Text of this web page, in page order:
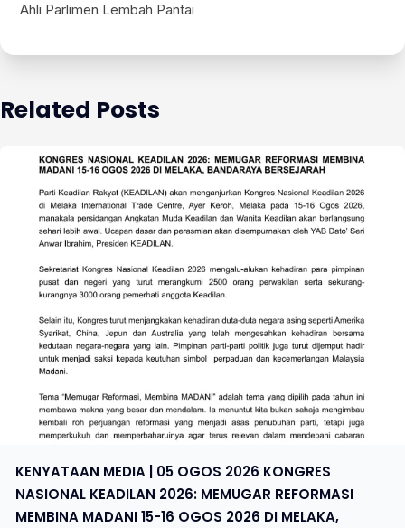
Ahli Parlimen Lembah Pantai
Related Posts
KENYATAAN MEDIA | 05 OGOS 2026 KONGRES
NASIONAL KEADILAN 2026: MEMUGAR REFORMASI
MEMBINA MADANI 15-16 OGOS 2026 DI MELAKA,